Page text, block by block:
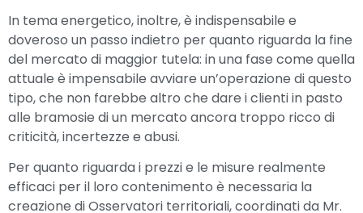
In tema energetico, inoltre, è indispensabile e
doveroso un passo indietro per quanto riguarda la fine
del mercato di maggior tutela: in una fase come quella
attuale è impensabile avviare un’operazione di questo
tipo, che non farebbe altro che dare i clienti in pasto
alle bramosie di un mercato ancora troppo ricco di
criticità, incertezze e abusi.
Per quanto riguarda i prezzi e le misure realmente
efficaci per il loro contenimento è necessaria la
creazione di Osservatori territoriali, coordinati da Mr.